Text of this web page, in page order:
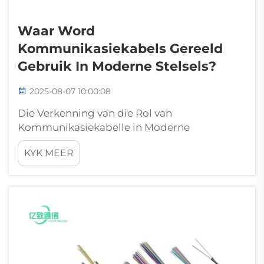
Waar Word
Kommunikasiekabels Gereeld
Gebruik In Moderne Stelsels?
2025-08-07 10:00:08
Die Verkenning van die Rol van
Kommunikasiekabelle in Moderne
Infrastruktuur Kommunikasiekabelle is
fundamentele elemente in moderne
infrastruktuur. Hulle vorm die noodsaaklike
KYK MEER